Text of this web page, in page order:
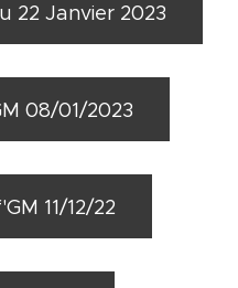
22 Janvier 2023
08/01/2023
11/12/22